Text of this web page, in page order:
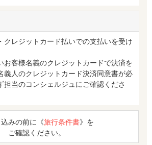
クレジットカード払いでの支払いを受け
お客様名義のクレジットカードで決済を
義人のクレジットカード決済同意書が必
担当のコンシェルジュにご確認くださ
みの前に《旅行条件書》を
ご確認ください。